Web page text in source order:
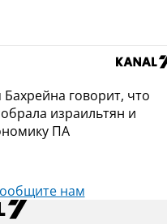
говорит, что
израильтян и
ПА
нам